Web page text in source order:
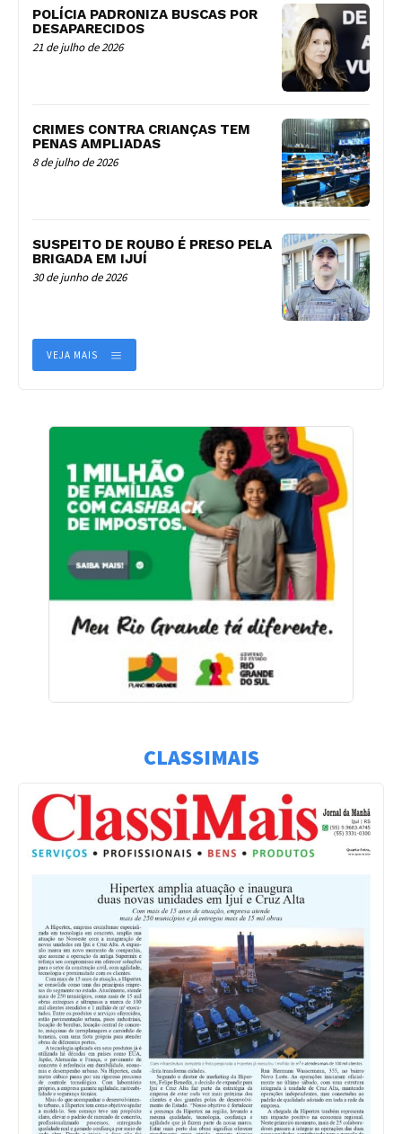
POLÍCIA PADRONIZA BUSCAS POR
DESAPARECIDOS
21 de julho de 2026
CRIMES CONTRA CRIANÇAS TEM
PENAS AMPLIADAS
8 de julho de 2026
SUSPEITO DE ROUBO É PRESO PELA
BRIGADA EM IJUÍ
30 de junho de 2026
VEJA MAIS
CLASSIMAIS